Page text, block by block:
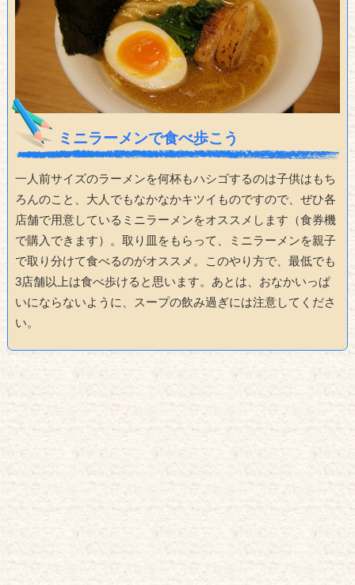
ミニラーメンで食べ歩こう
一人前サイズのラーメンを何杯もハシゴするのは子供はもち
ろんのこと、大人でもなかなかキツイものですので、ぜひ各
店舗で用意しているミニラーメンをオススメします（食券機
で購入できます）。取り皿をもらって、ミニラーメンを親子
で取り分けて食べるのがオススメ。このやり方で、最低でも
3店舗以上は食べ歩けると思います。あとは、おなかいっぱ
いにならないように、スープの飲み過ぎには注意してくださ
い。